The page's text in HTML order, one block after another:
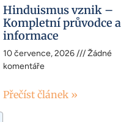
Hinduismus vznik –
Kompletní průvodce a
informace
10 července, 2026
Žádné
komentáře
Přečíst článek »